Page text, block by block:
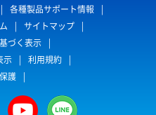
各種製品サポート情報
サイトマップ
づく表示
示
利用規約
護